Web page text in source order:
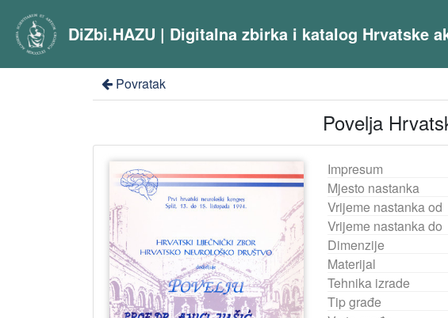
DiZbi.HAZU | Digitalna zbirka i katalog Hrvatske
Povratak
Povelja
Impresum
Mjesto nastanka
Vrijeme nastanka od
Vrijeme nastanka do
Dimenzije
Materijal
Tehnika izrade
Tip građe